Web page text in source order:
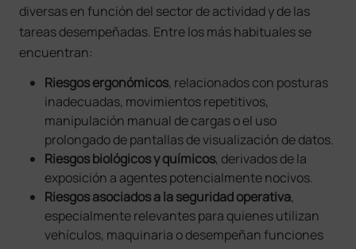
diversas en función del sector de actividad y de las
tareas desempeñadas. Entre los más habituales se
encuentran:
Riesgos ergonómicos, relacionados con posturas
inadecuadas, movimientos repetitivos,
manipulación manual de cargas o el uso
prolongado de pantallas de visualización de datos.
Riesgos biológicos y químicos, derivados de la
exposición a agentes potencialmente nocivos.
Riesgos asociados a la seguridad operativa,
especialmente relevantes para quienes utilizan
vehículos, maquinaria o desempeñan funciones